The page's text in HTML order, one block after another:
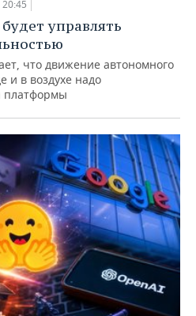
управлять
что движение автономного
и в воздухе надо
платформы